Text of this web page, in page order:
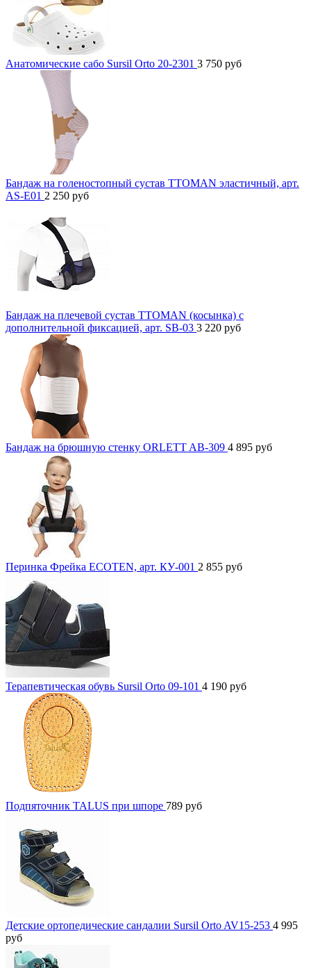
Анатомические сабо Sursil Orto 20-2301 3 750 руб
Бандаж на голеностопный сустав TTOMAN эластичный, арт.
AS-E01 2 250 руб
Бандаж на плечевой сустав TTOMAN (косынка) с
дополнительной фиксацией, арт. SB-03 3 220 руб
Бандаж на брюшную стенку ORLETT AB-309 4 895 руб
Перинка Фрейка ECOTEN, арт. КУ-001 2 855 руб
Терапевтическая обувь Sursil Orto 09-101 4 190 руб
Подпяточник TALUS при шпоре 789 руб
Детские ортопедические сандалии Sursil Orto AV15-253 4 995
руб